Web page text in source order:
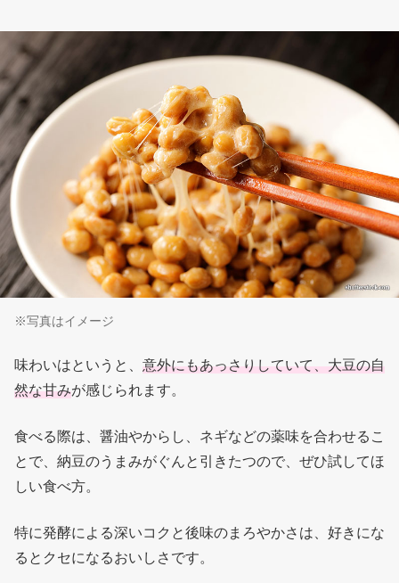
※写真はイメージ
味わいはというと、 意外にもあっさりしていて、大豆の自
然な甘みが感じられます。
食べる際は、醤油やからし、ネギなどの薬味を合わせるこ
とで、納豆のうまみがぐんと引きたつので、ぜひ試してほ
しい食べ方。
特に発酵による深いコクと後味のまろやかさは、好きにな
るとクセになるおいしさです。